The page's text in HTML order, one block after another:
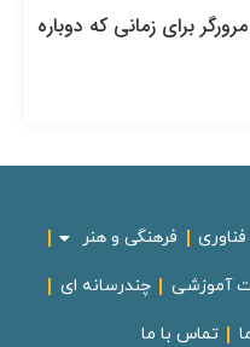
برای زمانی که دوباره
فرهنگی و هنر
چندرسانه ای
تماس با ما